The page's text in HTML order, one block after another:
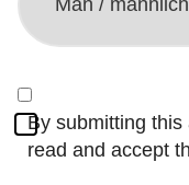
By submitting
read and accept